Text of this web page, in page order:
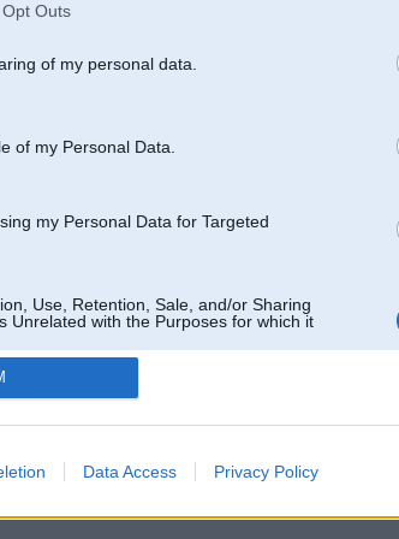
Outs
of my personal data.
of my Personal Data.
my Personal Data for Targeted
Use, Retention, Sale, and/or Sharing
Unrelated with the Purposes for which it
Data Access Privacy Policy